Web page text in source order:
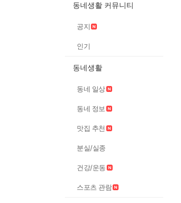
동네생활 커뮤니티
공지
인기
동네생활
동네 일상
동네 정보
맛집 추천
분실/실종
건강/운동
스포츠 관람